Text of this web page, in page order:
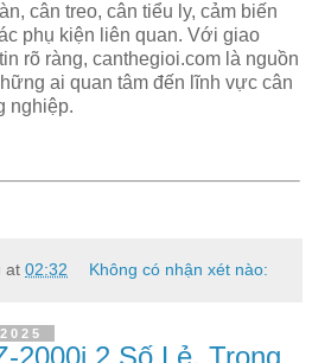
cân treo, cân tiểu ly, cảm biến
phụ kiện liên quan. Với giao
rõ ràng, canthegioi.com là nguồn
ai quan tâm đến lĩnh vực cân
nghiệp.
at 02:32 Không có nhận xét nào:
2000i 2 Số Lẻ, Trọng